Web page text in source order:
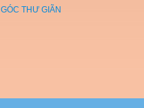
GÓC THƯ GIÃN